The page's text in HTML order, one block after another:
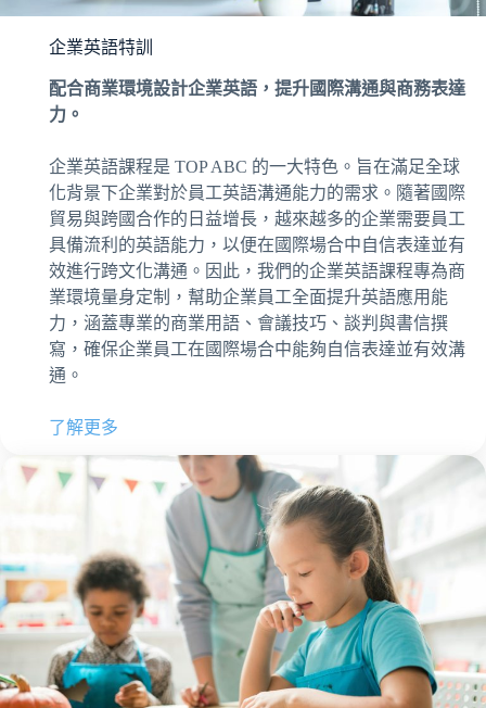
企業英語特訓
配合商業環境設計企業英語，提升國際溝通與商務表達
力。
企業英語課程是 TOP ABC 的一大特色。旨在滿足全球
化背景下企業對於員工英語溝通能力的需求。隨著國際
貿易與跨國合作的日益增長，越來越多的企業需要員工
具備流利的英語能力，以便在國際場合中自信表達並有
效進行跨文化溝通。因此，我們的企業英語課程專為商
業環境量身定制，幫助企業員工全面提升英語應用能
力，涵蓋專業的商業用語、會議技巧、談判與書信撰
寫，確保企業員工在國際場合中能夠自信表達並有效溝
通。
了解更多